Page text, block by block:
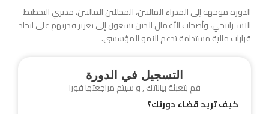
الدورة موجهة إلى المدراء الماليين، المحللين الماليين، مديري التخطيط
الاستراتيجي، وأصحاب الأعمال الذين يسعون إلى تعزيز قدرتهم على اتخاذ
قرارات مالية مستدامة تدعم النمو المؤسسي.
التسجيل في الدورة
قم بتعبئة بياناتك , و سيتم مراجعتها فورا
كيف تريد قضاء دورتك؟